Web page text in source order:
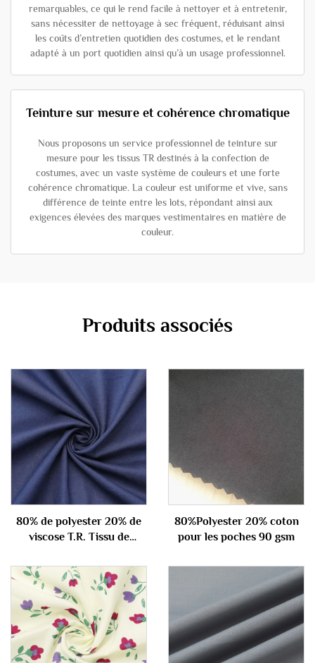
remarquables, ce qui le rend facile à nettoyer et à entretenir,
sans nécessiter de nettoyage à sec fréquent, réduisant ainsi
les coûts d’entretien quotidien des costumes, et le rendant
adapté à un port quotidien ainsi qu’à un usage professionnel.
Teinture sur mesure et cohérence chromatique
Nous proposons un service professionnel de teinture sur
mesure pour les tissus TR destinés à la confection de
costumes, avec un vaste système de couleurs et une forte
cohérence chromatique. La couleur est uniforme et vive, sans
différence de teinte entre les lots, répondant ainsi aux
exigences élevées des marques vestimentaires en matière de
couleur.
Produits associés
80% de polyester 20% de
viscose T.R. Tissu de
80%Polyester 20% coton
pour les poches 90 gsm